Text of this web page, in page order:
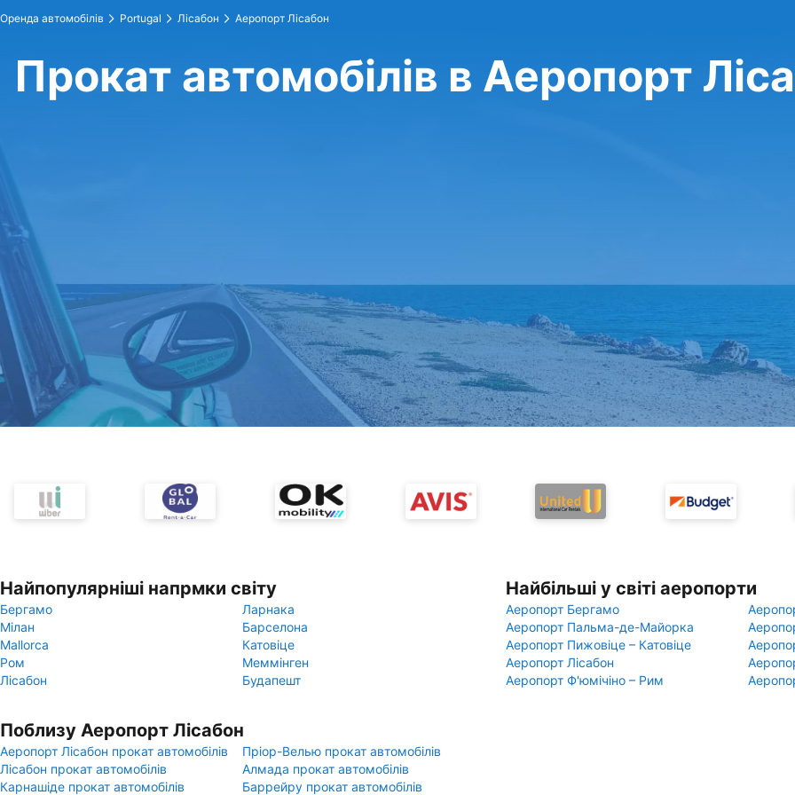
Оренда автомобілів Portugal Лісабон Аеропорт Лісабон
Прокат автомобілів в Аеропорт
Найпопулярніші напрмки світу
Бергамо
Ларнака
Мілан
Барселона
Mallorca
Катовіце
Ром
Меммінген
Лісабон
Будапешт
Найбільші у світі аеропорти
Аеропорт Бергамо
Аеропорт Пальма-де-Майорка
Аеропорт Пижовіце – Катовіце
Аеропорт Лісабон
Аеропорт Ф'юмічіно – Рим
Поблизу Аеропорт Лісабон
Аеропорт Лісабон прокат автомобілів
Пріор-Велью прокат автомобілів
Лісабон прокат автомобілів
Алмада прокат автомобілів
Карнашіде прокат автомобілів
Баррейру прокат автомобілів